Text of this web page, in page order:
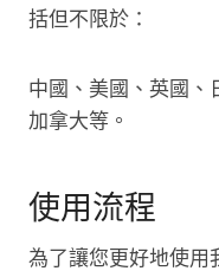
括但不限於：
中國、美國、英國、
加拿大等。
使用流程
為了讓您更好地使用